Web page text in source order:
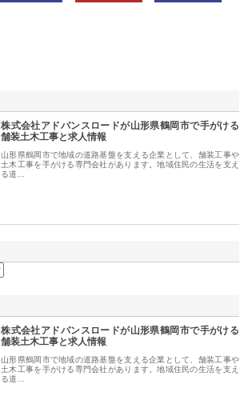
株式会社アドバンスロードが山形県鶴岡市で手がける
舗装土木工事と求人情報
山形県鶴岡市で地域の道路基盤を支える企業として、舗装工事や
土木工事を手がける専門会社があります。地域住民の生活を支え
る道…
株式会社アドバンスロードが山形県鶴岡市で手がける
舗装土木工事と求人情報
山形県鶴岡市で地域の道路基盤を支える企業として、舗装工事や
土木工事を手がける専門会社があります。地域住民の生活を支え
る道…